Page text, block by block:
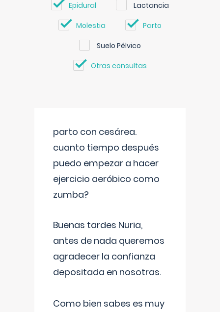
Epidural Lactancia
Molestia Parto
Suelo Pélvico
Otras consultas
parto con cesárea.
cuanto tiempo después
puedo empezar a hacer
ejercicio aeróbico como
zumba?
Buenas tardes Nuria,
antes de nada queremos
agradecer la confianza
depositada en nosotras.
Como bien sabes es muy